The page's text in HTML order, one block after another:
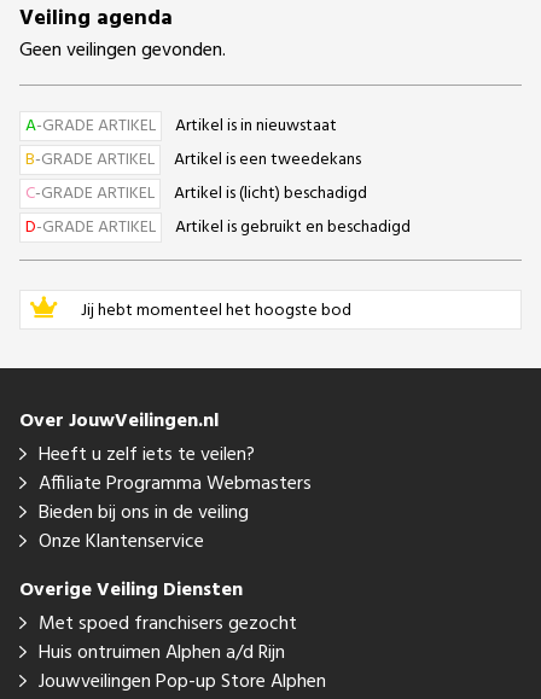
Veiling agenda
Geen veilingen gevonden.
A-GRADE ARTIKEL
Artikel is in nieuwstaat
B-GRADE ARTIKEL
Artikel is een tweedekans
C-GRADE ARTIKEL
Artikel is (licht) beschadigd
D-GRADE ARTIKEL Artikel is gebruikt en beschadigd
Jij hebt momenteel het hoogste bod
Over JouwVeilingen.nl
Heeft u zelf iets te veilen?
Affiliate Programma Webmasters
Bieden bij ons in de veiling
Onze Klantenservice
Overige Veiling Diensten
Met spoed franchisers gezocht
Huis ontruimen Alphen a/d Rijn
Jouwveilingen Pop-up Store Alphen